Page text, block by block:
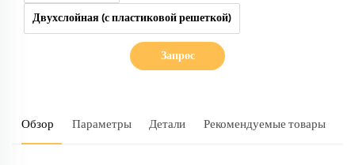
Двухслойная (с пластиковой решеткой)
Запрос
Обзор Параметры Детали Рекомендуемые товары